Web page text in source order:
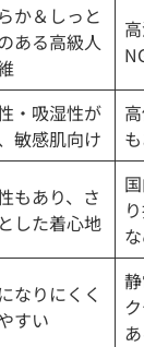
か＆しっと
ある高級人
・吸湿性が
敏感肌向け
もあり、さ
した着心地
なりにくく
すい